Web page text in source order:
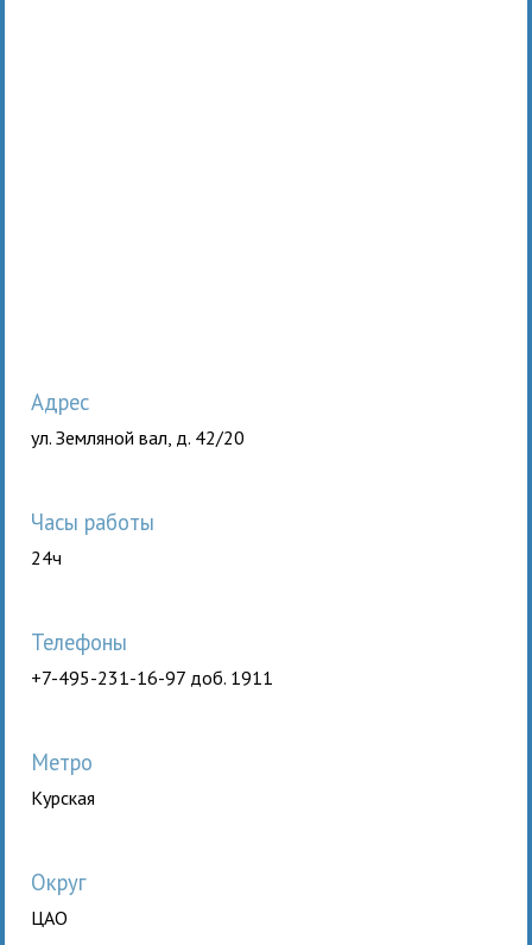
Адрес
ул. Земляной вал, д. 42/20
Часы работы
24ч
Телефоны
+7-495-231-16-97 доб. 1911
Метро
Курская
Округ
ЦАО